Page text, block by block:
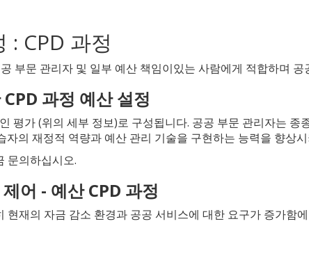
: CPD 과정
부문 관리자 및 일부 예산 책임이있는 사람에게 적합하며
과정 예산 설정
평가 (위의 세부 정보)로 구성됩니다. 공공 부문 관리자는
자의 재정적 역량과 예산 관리 기술을 구현하는 능력을 향상
문의하십시오.
어 - 예산 CPD 과정
현재의 자금 감소 환경과 공공 서비스에 대한 요구가 증가함